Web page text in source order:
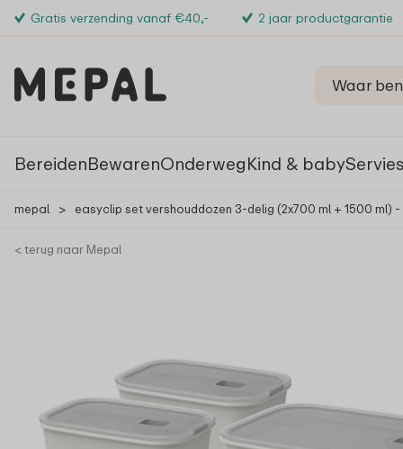
Gratis verzending vanaf €40,- 2 jaar productgarantie
BereidenBewarenOnderwegKind & babyServies
mepal > easyclip set vershouddozen 3-delig (2x700 ml + 1500 ml)
< terug naar Mepal